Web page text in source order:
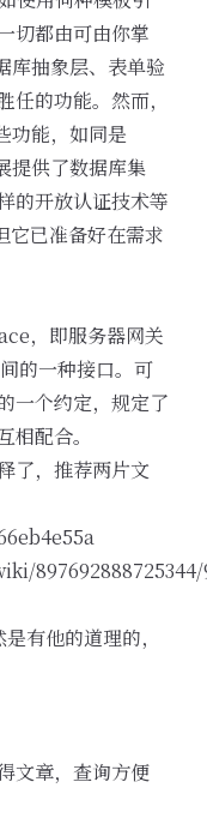
切都由可由你掌
库抽象层、表单验
的功能。然而，
功能，如同是
提供了数据库集
的开放认证技术等
已准备好在需求
，即服务器网关
的一种接口。可
一个约定，规定了
配合。
了，推荐两片文
897692888725344/
有他的道理的，
文章，查询方便